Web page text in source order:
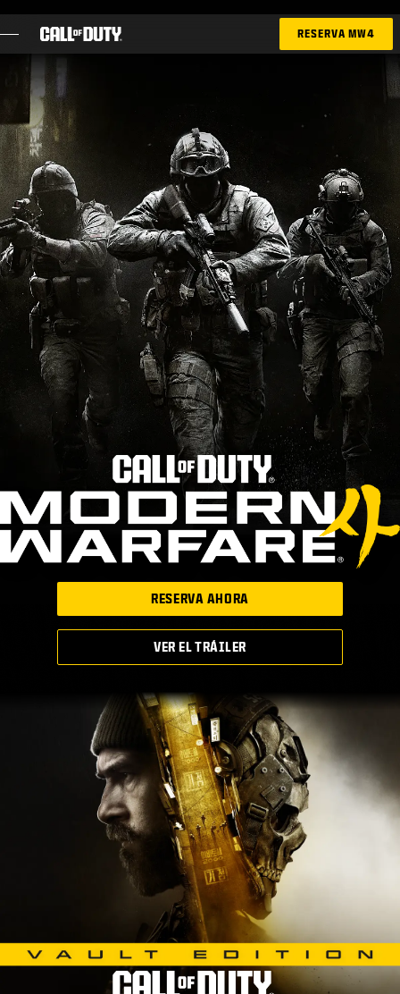
NOTICIAS
TIENDA
ESPORTS
ATENCIÓN AL CLIENTE
INICIAR SESIÓN|REGISTRARSE
RESERVA MW4
RESERVA AHORA
VER EL TRÁILER